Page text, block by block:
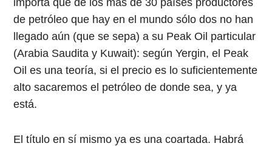
de petróleo que hay en el mundo sólo dos no han
llegado aún (que se sepa) a su Peak Oil particular
(Arabia Saudita y Kuwait): según Yergin, el Peak
Oil es una teoría, si el precio es lo suficientemente
alto sacaremos el petróleo de donde sea, y ya
está.
El título en sí mismo ya es una coartada. Habrá